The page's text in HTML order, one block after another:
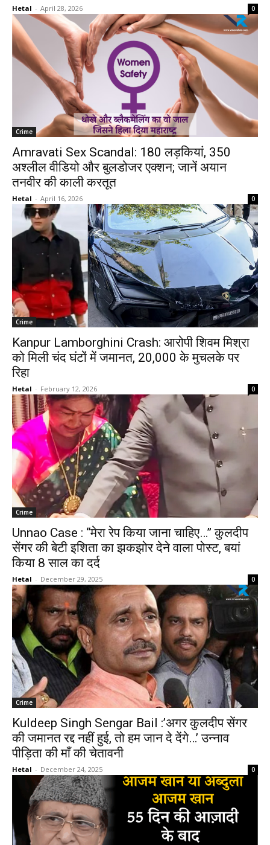
Hetal - April 28, 2026 0
Crime
Amravati Sex Scandal: 180 लड़कियां, 350
अश्लील वीडियो और बुलडोजर एक्शन; जानें अयान
तनवीर की काली करतूत
Hetal - April 16, 2026 0
Crime
Kanpur Lamborghini Crash: आरोपी शिवम मिश्रा
को मिली चंद घंटों में जमानत, ₹20,000 के मुचलके पर
रिहा
Hetal - February 12, 2026 0
Crime
Unnao Case : “मेरा रेप किया जाना चाहिए…” कुलदीप
सेंगर की बेटी इशिता का झकझोर देने वाला पोस्ट, बयां
किया 8 साल का दर्द
Hetal - December 29, 2025 0
Crime
Kuldeep Singh Sengar Bail :’अगर कुलदीप सेंगर
की जमानत रद्द नहीं हुई, तो हम जान दे देंगे…’ उन्नाव
पीड़िता की माँ की चेतावनी
Hetal - December 24, 2025 0